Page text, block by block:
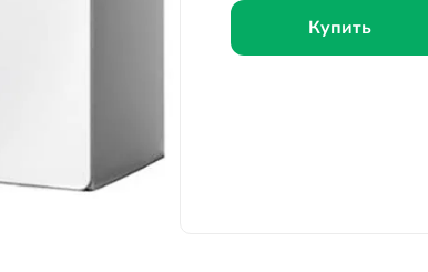
Купить